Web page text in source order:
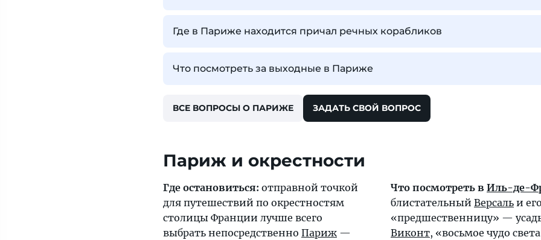
Где в Париже находится причал речных корабликов
Что посмотреть за выходные в Париже
ВСЕ ВОПРОСЫ О ПАРИЖЕ ЗАДАТЬ СВОЙ ВОПРОС
Париж и окрестности
Где остановиться: отправной точкой
для путешествий по окрестностям
столицы Франции лучше всего
выбрать непосредственно Париж —
Что посмотреть в Иль-де-
блистательный Версаль и его
«предшественницу» —
Виконт, «восьмое чудо